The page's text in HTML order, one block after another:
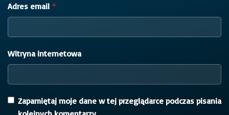
Adres email *
Witryna internetowa
Zapamiętaj moje dane w tej przeglądarce podczas pisania